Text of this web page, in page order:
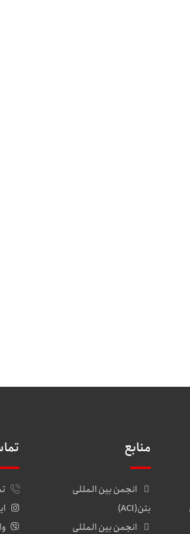
منابع
انجمن بین المللی
بتن(ACI)
انجمن بین المللی